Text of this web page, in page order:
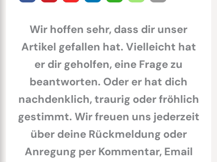
Wir hoffen sehr, dass dir unser
Artikel gefallen hat. Vielleicht hat
er dir geholfen, eine Frage zu
beantworten. Oder er hat dich
nachdenklich, traurig oder fröhlich
gestimmt. Wir freuen uns jederzeit
über deine Rückmeldung oder
Anregung per Kommentar, Email